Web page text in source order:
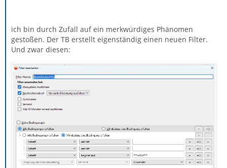
ich bin durch Zufall auf ein merkwürdiges Phänomen
gestoßen. Der TB erstellt eigenständig einen neuen Filter.
Und zwar diesen: